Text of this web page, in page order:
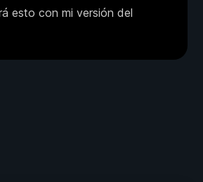
esto con mi versión del